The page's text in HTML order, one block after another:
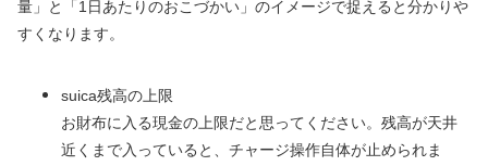
量」と「1日あたりのおこづかい」のイメージで捉えると分かりや
すくなります。
suica残高の上限
お財布に入る現金の上限だと思ってください。残高が天井
近くまで入っていると、チャージ操作自体が止められま